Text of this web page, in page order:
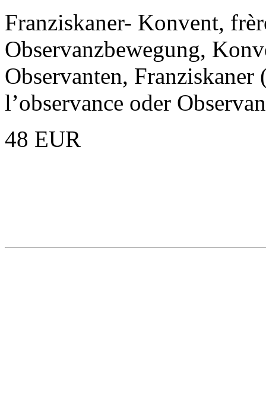
Franziskaner- Konvent,
Observanzbewegung,
Observanten, Franziskaner
l’observance oder
48 EUR